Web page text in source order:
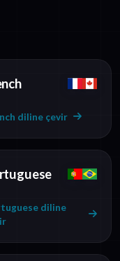
diline çevir
diline